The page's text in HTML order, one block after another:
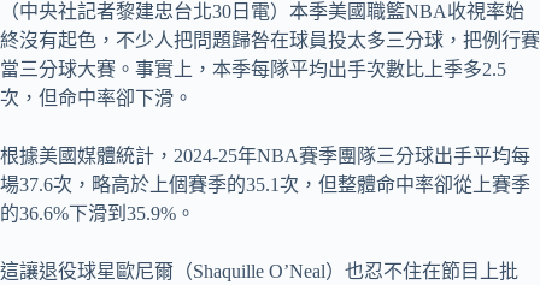
（中央社記者黎建忠台北30日電）本季美國職籃NBA收視率始
終沒有起色，不少人把問題歸咎在球員投太多三分球，把例行賽
當三分球大賽。事實上，本季每隊平均出手次數比上季多2.5
次，但命中率卻下滑。
根據美國媒體統計，2024-25年NBA賽季團隊三分球出手平均每
場37.6次，略高於上個賽季的35.1次，但整體命中率卻從上賽季
的36.6%下滑到35.9%。
這讓退役球星歐尼爾（Shaquille O’Neal）也忍不住在節目上批